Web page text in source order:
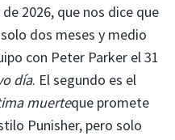
2026, que nos dice que
dos meses y medio
con Peter Parker el 31
día. El segundo es el
muerteque promete
Punisher, pero solo